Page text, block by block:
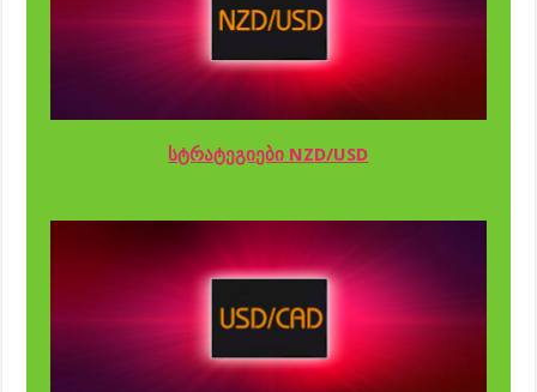
სტრატეგიები NZD/USD